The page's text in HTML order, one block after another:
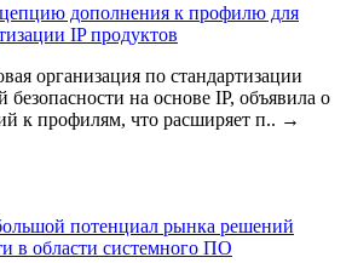
дополнения к профилю для
IP продуктов
организация по стандартизации
безопасности на основе IP, объявила о
к профилям, что расширяет п.. →
потенциал рынка решений
в области системного ПО